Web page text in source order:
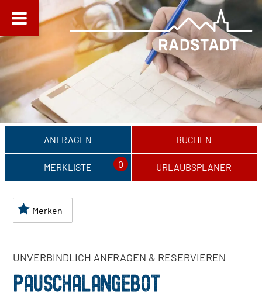
ANFRAGEN BUCHEN
MERKLISTE 0 URLAUBSPLANER
Merken
UNVERBINDLICH ANFRAGEN & RESERVIEREN
PAUSCHALANGEBOT